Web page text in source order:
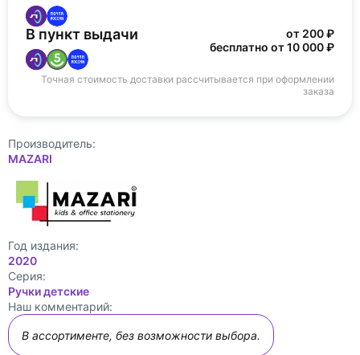
В пункт выдачи
от 200 ₽
бесплатно от 10 000 ₽
Точная стоимость доставки рассчитывается при оформлении
заказа
Производитель:
MAZARI
Год издания:
2020
Cерия:
Ручки детские
Наш комментарий:
В ассортименте, без возможности выбора.